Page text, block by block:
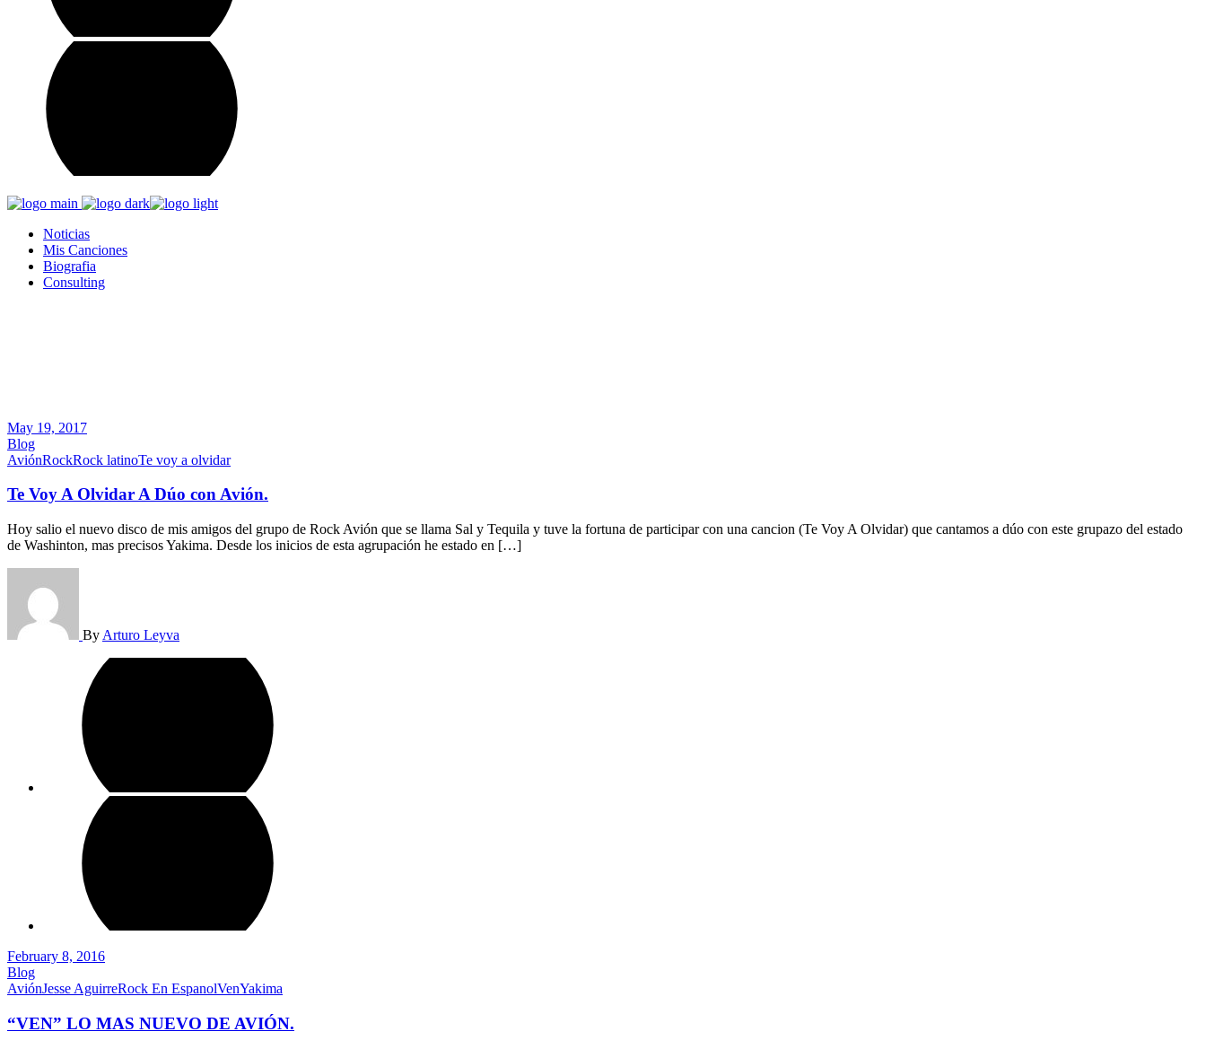
Noticias
Mis Canciones
Biografia
Consulting
May 19, 2017
Blog
AviónRockRock latinoTe voy a olvidar
Te Voy A Olvidar A Dúo con Avión.
Hoy salio el nuevo disco de mis amigos del grupo de Rock Avión que se llama Sal y Tequila y tuve la fortuna de participar con una cancion (Te Voy A Olvidar) que cantamos a dúo con este grupazo del estado
de Washinton, mas precisos Yakima. Desde los inicios de esta agrupación he estado en […]
By Arturo Leyva
February 8, 2016
Blog
AviónJesse AguirreRock En EspanolVenYakima
“VEN” LO MAS NUEVO DE AVIÓN.